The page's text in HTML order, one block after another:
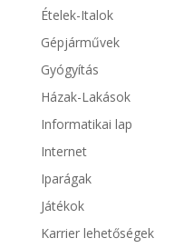
Ételek-Italok
Gépjárművek
Gyógyítás
Házak-Lakások
Informatikai lap
Internet
Iparágak
Játékok
Karrier lehetőségek